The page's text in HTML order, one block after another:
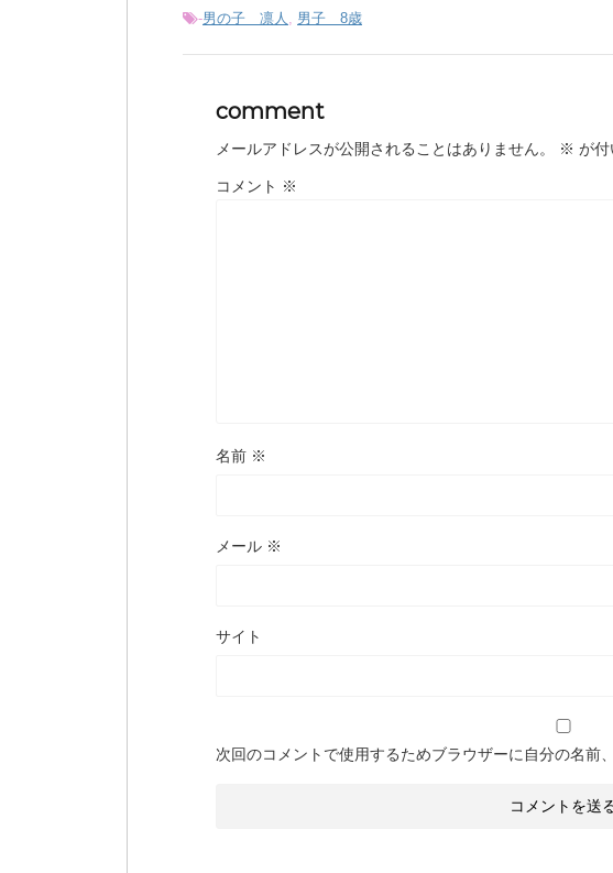
-男の子 凛人 , 男子 8歳
comment
メールアドレスが公開されることはありません。 ※ が付
コメント ※
名前 ※
メール ※
サイト
次回のコメントで使用するためブラウザーに自分の名前